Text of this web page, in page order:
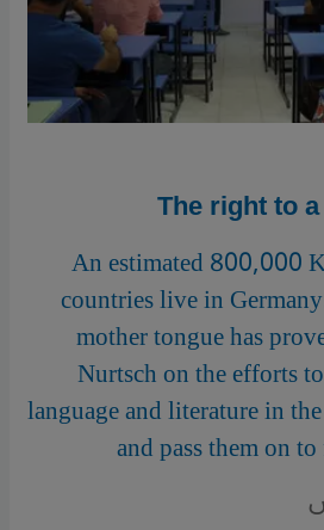
The right to
An estimated 800,000
countries live in
mother tongue has
Nurtsch on the efforts
language and literature in
and pass them on